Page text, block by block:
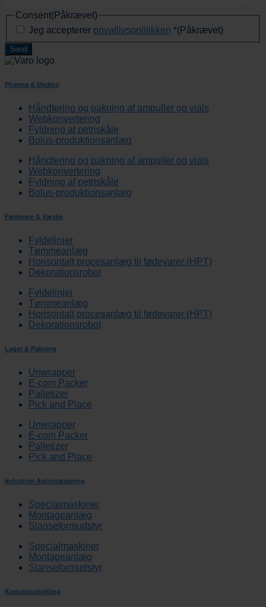
Consent(Påkrævet)
Jeg accepterer privatlivspolitikken *(Påkrævet)
Pharma & Medico
Håndtering og pakning af ampuller og vials
Webkonvertering
Fyldning af petriskåle
Bolus-produktionsanlæg
Håndtering og pakning af ampuller og vials
Webkonvertering
Fyldning af petriskåle
Bolus-produktionsanlæg
Fødevare & Væske
Fyldelinjer
Tømmeanlæg
Horisontalt procesanlæg til fødevarer (HPT)
Dekorationsrobot
Fyldelinjer
Tømmeanlæg
Horisontalt procesanlæg til fødevarer (HPT)
Dekorationsrobot
Lager & Pakning
Unwrapper
E-com Packer
Palletizer
Pick and Place
Unwrapper
E-com Packer
Palletizer
Pick and Place
Industriel Automatisering
Specialmaskiner
Montageanlæg
Stanseformudstyr
Specialmaskiner
Montageanlæg
Stanseformudstyr
Konceptudvikling